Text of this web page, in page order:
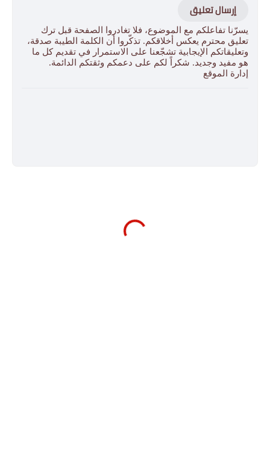
إرسال تعليق
يسرّنا تفاعلكم مع الموضوع، فلا تغادروا الصفحة قبل ترك
تعليق محترم يعكس أخلاقكم. تذكّروا أن الكلمة الطيبة صدقة،
وتعليقاتكم الإيجابية تشجّعنا على الاستمرار في تقديم كل ما
هو مفيد وجديد. شكراً لكم على دعمكم وثقتكم الدائمة.
إدارة الموقع